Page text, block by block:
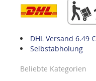
DHL Versand 6.49 €
Selbstabholung
Beliebte Kategorien